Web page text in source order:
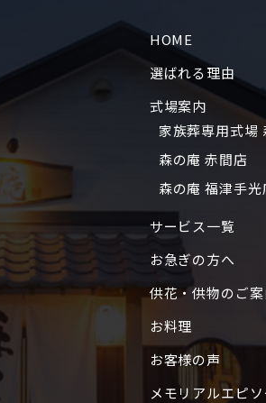
HOME
選ばれる理由
式場案内
家族葬専用式場
森の庵 赤間店
森の庵 福津手光
サービス一覧
お急ぎの方へ
供花・供物のご
お料理
お客様の声
メモリアルエピソ